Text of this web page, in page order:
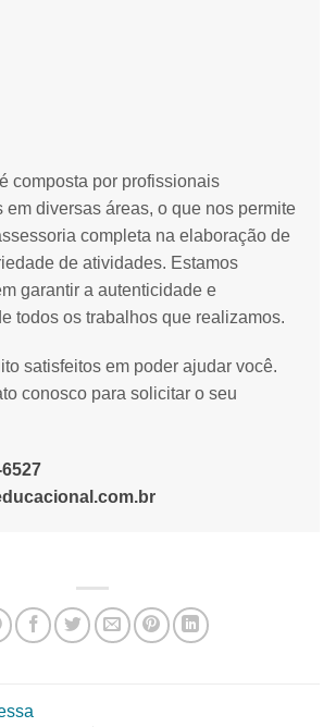
composta por profissionais
diversas áreas, o que nos permite
completa na elaboração de
de atividades. Estamos
garantir a autenticidade e
todos os trabalhos que realizamos.
satisfeitos em poder ajudar você.
conosco para solicitar o seu